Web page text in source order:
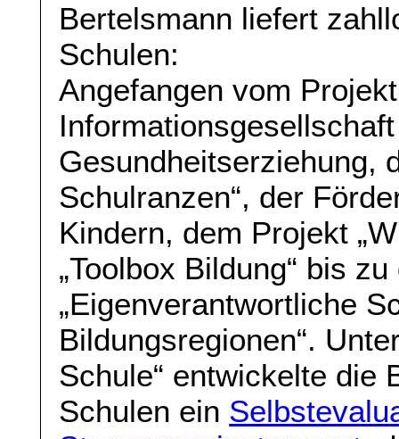
Bertelsmann liefert
Schulen:
Angefangen vom
Gesundheitserziehung,
Schulranzen“, der
Kindern, dem Projekt
„Toolbox Bildung“ bis
„Eigenverantwortliche
Bildungsregionen“.
Schule“ entwickelte die
Schulen ein